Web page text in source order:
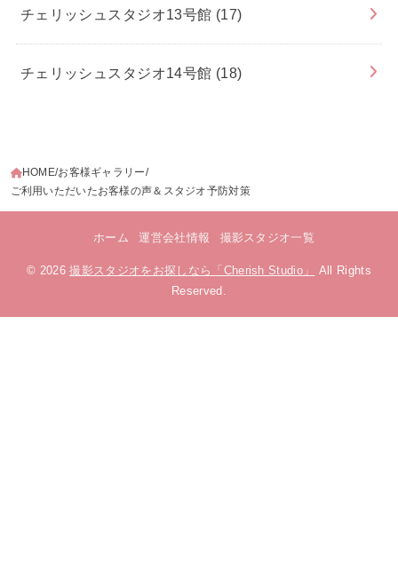
チェリッシュスタジオ13号館 (17)
チェリッシュスタジオ14号館 (18)
HOME お客様ギャラリー
ご利用いただいたお客様の声＆スタジオ予防対策
ホーム 運営会社情報 撮影スタジオ一覧
© 2026撮影スタジオをお探しなら「Cherish Studio」
All Rights
Reserved.